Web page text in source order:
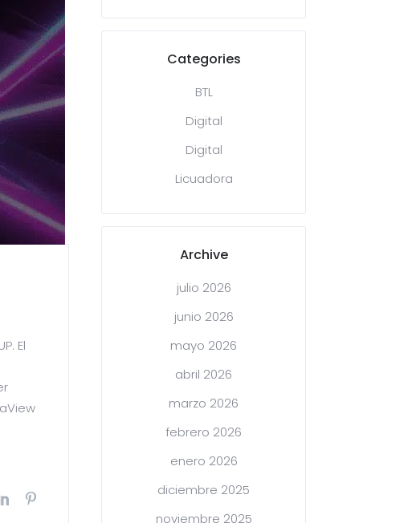
El
Categories
BTL
Digital
Digital
Licuadora
Archive
julio 2026
junio 2026
mayo 2026
abril 2026
marzo 2026
febrero 2026
enero 2026
diciembre 2025
noviembre 2025